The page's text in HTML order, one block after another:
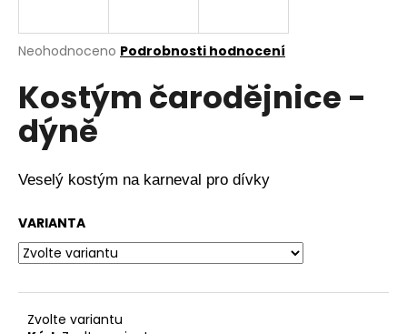
Průměrné
produktu
je
0,0
z
hvězdiček.
Neohodnoceno Podrobnosti hodnocení
Kostým čarodějnice -
dýně
Veselý kostým na karneval pro dívky
VARIANTA
Zvolte variantu
j
t
?
D
o